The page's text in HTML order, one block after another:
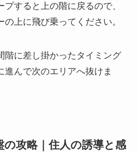
すると上の階に戻るので、
上に飛び乗ってください。
階に差し掛かったタイミング
進んで次のエリアへ抜けま
の攻略｜住人の誘導と感